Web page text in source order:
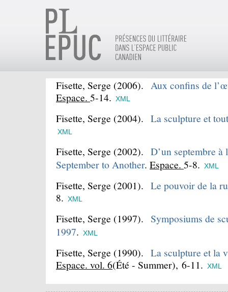
Fisette, Serge (2006). Aux confins de
Espace. 5-14. XML
Fisette, Serge (2004). La sculpture et
XML
Fisette, Serge (2002). D’un septembre à
September to Another. Espace. 5-8. XML
Fisette, Serge (2001). Le pouvoir de la
8. XML
Fisette, Serge (1997). Symposiums de
1997. XML
Fisette, Serge (1990). La sculpture et la
Espace. vol. 6(Été - Summer), 6-11. XML